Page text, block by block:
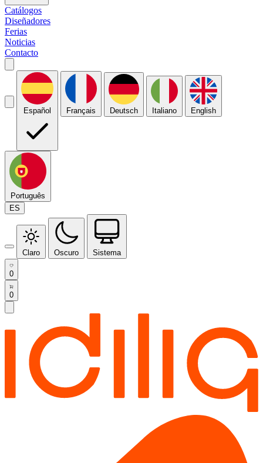
Catálogos
Diseñadores
Ferias
Noticias
Contacto
Español Français Deutsch Italiano English
Português
ES
Claro Oscuro Sistema
0
0